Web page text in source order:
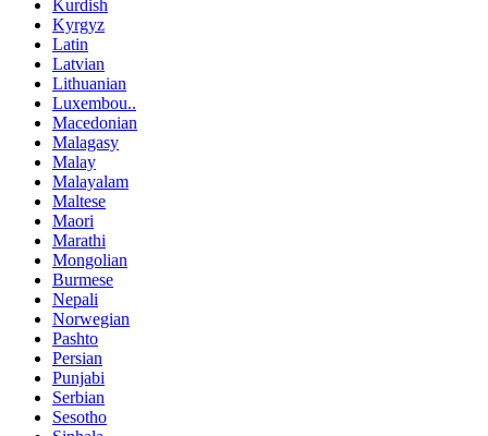
Kurdish
Kyrgyz
Latin
Latvian
Lithuanian
Luxembou..
Macedonian
Malagasy
Malay
Malayalam
Maltese
Maori
Marathi
Mongolian
Burmese
Nepali
Norwegian
Pashto
Persian
Punjabi
Serbian
Sesotho